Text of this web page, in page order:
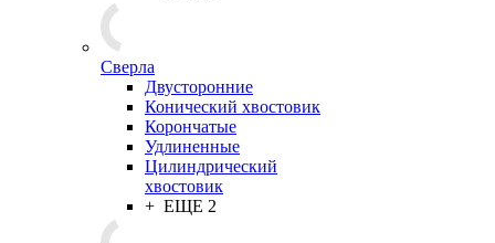
Сверла
Двусторонние
Конический хвостовик
Корончатые
Удлиненные
Цилиндрический
хвостовик
+ ЕЩЕ 2